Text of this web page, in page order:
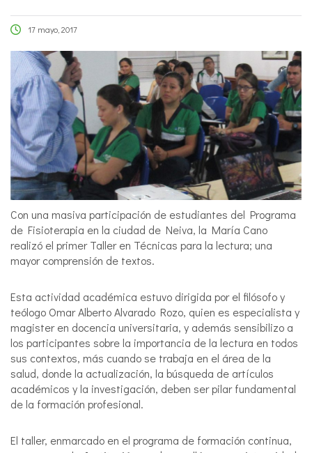
17 mayo, 2017
Con una masiva participación de estudiantes del Programa
de Fisioterapia en la ciudad de Neiva, la María Cano
realizó el primer Taller en Técnicas para la lectura; una
mayor comprensión de textos.
Esta actividad académica estuvo dirigida por el filósofo y
teólogo Omar Alberto Alvarado Rozo, quien es especialista y
magister en docencia universitaria, y además sensibilizo a
los participantes sobre la importancia de la lectura en todos
sus contextos, más cuando se trabaja en el área de la
salud, donde la actualización, la búsqueda de artículos
académicos y la investigación, deben ser pilar fundamental
de la formación profesional.
El taller, enmarcado en el programa de formación continua,